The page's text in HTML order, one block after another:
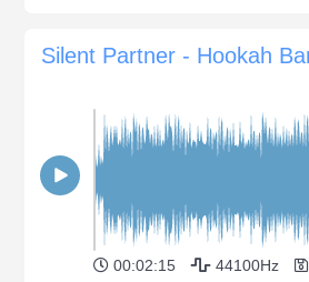
Silent Partner - Hookah
00:02:15 44100Hz